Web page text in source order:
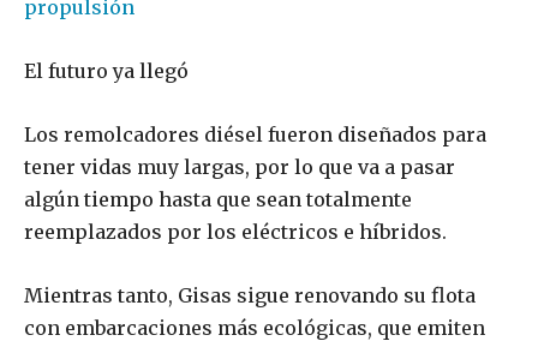
El futuro ya llegó
Los remolcadores diésel fueron diseñados para
tener vidas muy largas, por lo que va a pasar
algún tiempo hasta que sean totalmente
reemplazados por los eléctricos e híbridos.
Mientras tanto, Gisas sigue renovando su flota
con embarcaciones más ecológicas, que emiten